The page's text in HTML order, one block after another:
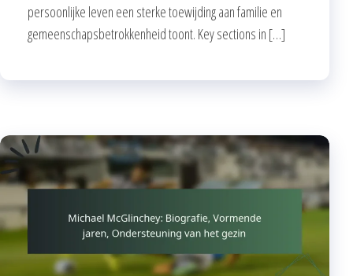
persoonlijke leven een sterke toewijding aan familie en
gemeenschapsbetrokkenheid toont. Key sections in […]